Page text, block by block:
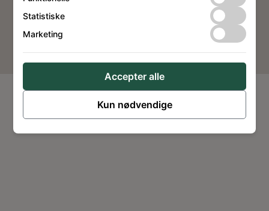
Statistiske
Marketing
Kun nødvendige
Accepter alle